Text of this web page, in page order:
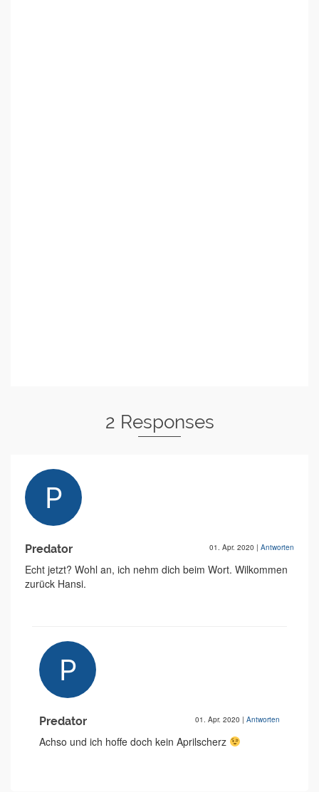
2 Responses
Predator 01. Apr. 2020 | Antworten
Echt jetzt? Wohl an, ich nehm dich beim Wort. Wilkommen
zurück Hansi.
Predator 01. Apr. 2020 | Antworten
Achso und ich hoffe doch kein Aprilscherz